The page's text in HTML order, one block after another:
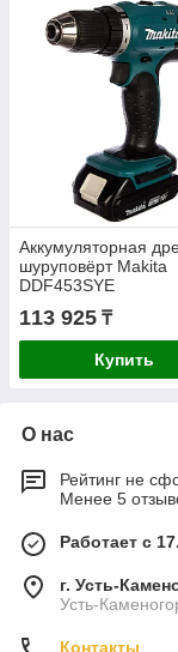
Аккумуляторная
шуруповёрт Makita
DDF453SYE
113 925 ₸
Купить
О нас
Рейтинг не
Менее 5
Работает с
г. Усть-
Усть-
Контакты